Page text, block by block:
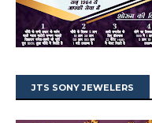
JTS SONY JEWELERS